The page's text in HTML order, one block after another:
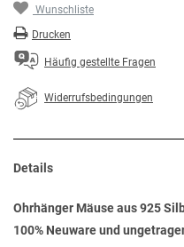
Wunschliste
Drucken
Häufig gestellte Fragen
Widerrufsbedingungen
Details
Ohrhänger Mäuse aus 925
100% Neuware und